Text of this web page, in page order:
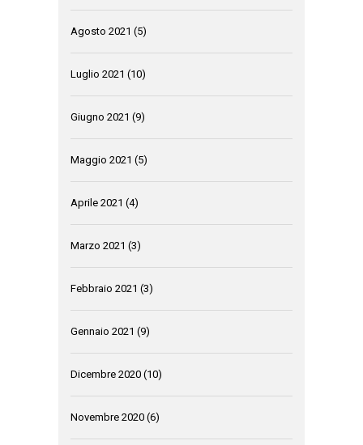
Agosto 2021 (5)
Luglio 2021 (10)
Giugno 2021 (9)
Maggio 2021 (5)
Aprile 2021 (4)
Marzo 2021 (3)
Febbraio 2021 (3)
Gennaio 2021 (9)
Dicembre 2020 (10)
Novembre 2020 (6)